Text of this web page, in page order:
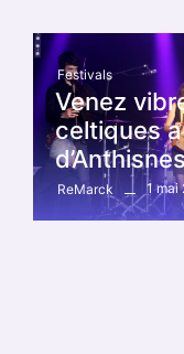
Festivals
Venez
celtiques
ReMarck 1 mai